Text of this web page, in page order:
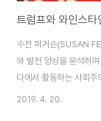
트럼프와 와인스
수잔 퍼거슨(SUSAN
와 발전 양상을 분석하
다에서 활동하는 사회주
연구하고 기여해 왔으며
2019. 4. 20.